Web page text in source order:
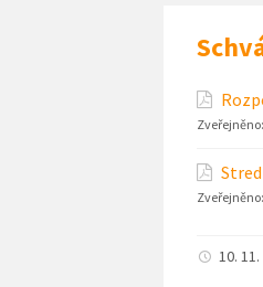
Zveřejněno:
Zveřejněno:
10.